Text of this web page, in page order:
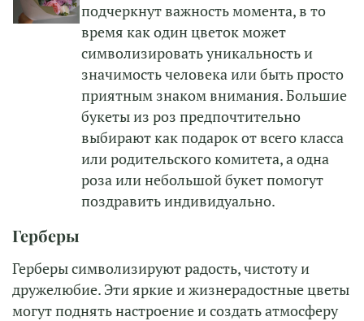
подчеркнут важность момента, в то
время как один цветок может
символизировать уникальность и
значимость человека или быть просто
приятным знаком внимания. Большие
букеты из роз предпочтительно
выбирают как подарок от всего класса
или родительского комитета, а одна
роза или небольшой букет помогут
поздравить индивидуально.
Герберы
Герберы символизируют радость, чистоту и
дружелюбие. Эти яркие и жизнерадостные цветы
могут поднять настроение и создать атмосферу